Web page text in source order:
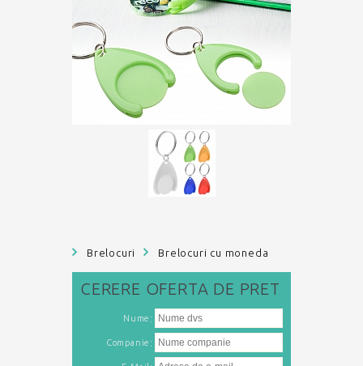
Brelocuri Brelocuri cu moneda
CERERE OFERTA DE PRET
Nume :
Companie :